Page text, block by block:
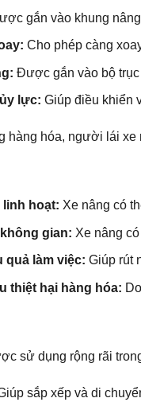
gắn vào khung
Cho phép càng
Được gắn vào bộ
lực: Giúp điều khiển
hàng hóa, người lái
linh hoạt: Xe nâng có
gian: Xe nâng
quả làm việc: Giúp rút
thiệt hại hàng hóa:
sử dụng rộng rãi
sắp xếp và di